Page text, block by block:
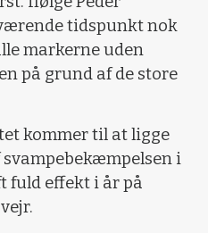
tidspunkt nok
markerne uden
på grund af de store
kommer til at ligge
i
fuld effekt i år på